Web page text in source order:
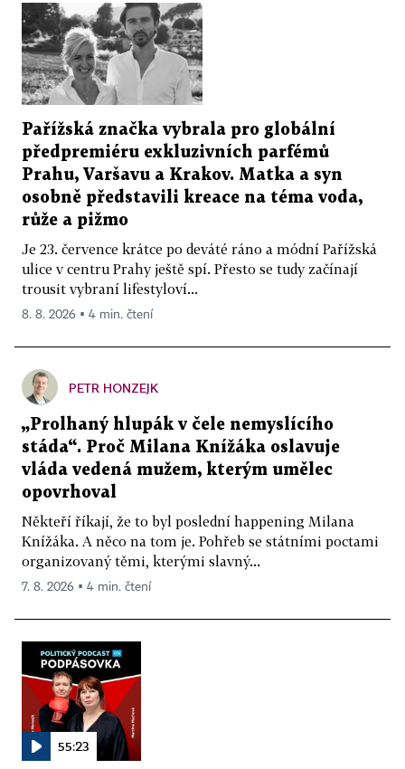
Pařížská značka vybrala pro globální
předpremiéru exkluzivních parfémů
Prahu, Varšavu a Krakov. Matka a syn
osobně představili kreace na téma voda,
růže a pižmo
Je 23. července krátce po deváté ráno a módní Pařížská
ulice v centru Prahy ještě spí. Přesto se tudy začínají
trousit vybraní lifestyloví...
8. 8. 2026 ▪ 4 min. čtení
PETR HONZEJK
„Prolhaný hlupák v čele nemyslícího
stáda“. Proč Milana Knížáka oslavuje
vláda vedená mužem, kterým umělec
opovrhoval
Někteří říkají, že to byl poslední happening Milana
Knížáka. A něco na tom je. Pohřeb se státními poctami
organizovaný těmi, kterými slavný...
7. 8. 2026 ▪ 4 min. čtení
55:23